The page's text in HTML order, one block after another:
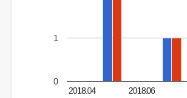
2018.04
2018.06
0
1